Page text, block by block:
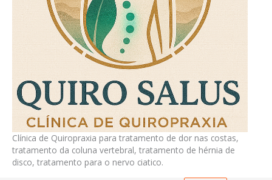
Clínica de Quiropraxia para tratamento de dor nas costas,
tratamento da coluna vertebral, tratamento de hérnia de
disco, tratamento para o nervo ciatico.